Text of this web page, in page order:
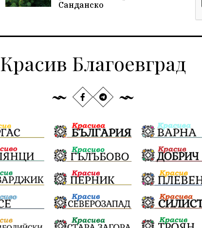
Санданско
Красив Благоевград